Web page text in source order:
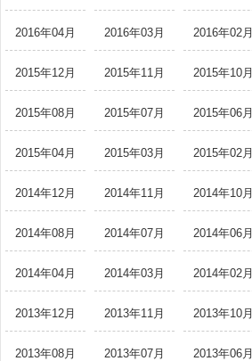
2016年04月 2016年03月 2016年02月
2015年12月 2015年11月 2015年10月
2015年08月 2015年07月 2015年06月
2015年04月 2015年03月 2015年02月
2014年12月 2014年11月 2014年10月
2014年08月 2014年07月 2014年06月
2014年04月 2014年03月 2014年02月
2013年12月 2013年11月 2013年10月
2013年08月 2013年07月 2013年06月